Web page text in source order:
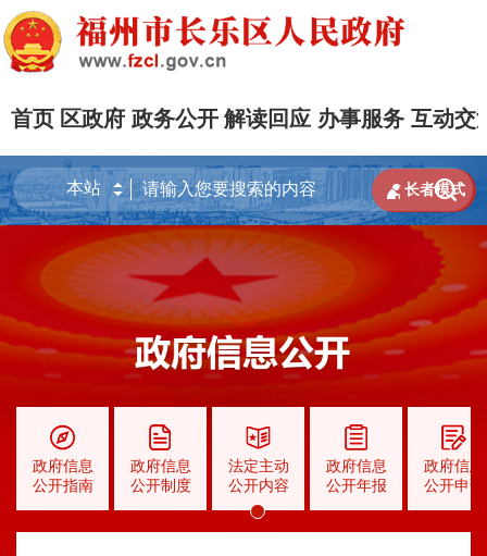
首页 区政府 政务公开 解读回应 办事服务 互动交

 长者模式
政府信息
公开指南
政府信息
公开制度
法定主动
公开内容
政府信息
公开年报
政府信息
公开申请